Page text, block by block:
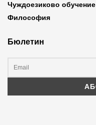
Чуждоезиково обучение
Философия
Бюлетин